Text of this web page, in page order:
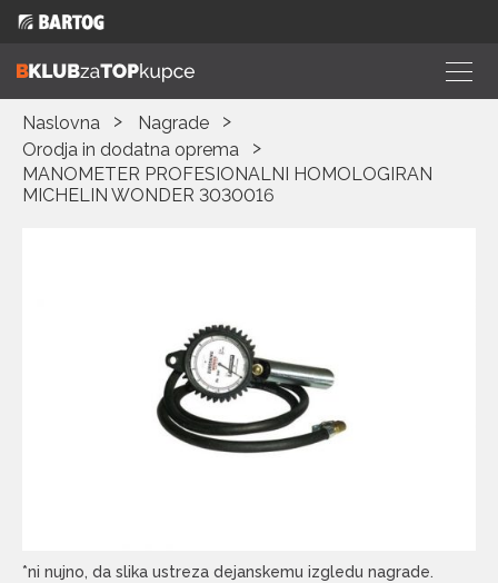
Naslovna
Nagrade
Orodja in dodatna oprema
MANOMETER PROFESIONALNI HOMOLOGIRAN
MICHELIN WONDER 3030016
*ni nujno, da slika ustreza dejanskemu izgledu nagrade.